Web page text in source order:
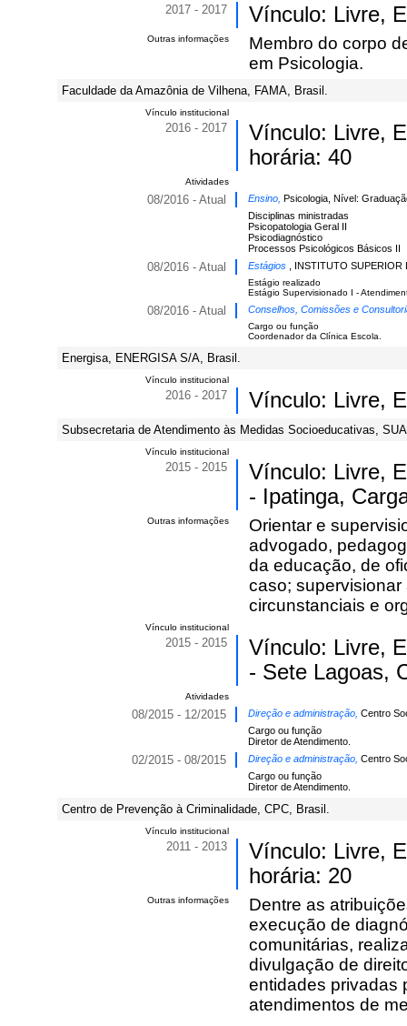
2017 - 2017 Vínculo: Livre,
Outras informações
Membro do corpo
em Psicologia.
Faculdade da Amazônia de Vilhena, FAMA, Brasil.
Vínculo institucional
2016 - 2017
Vínculo: Livre,
horária: 40
Atividades
08/2016 - Atual Ensino, Psicologia, Nível:
Disciplinas ministradas
Psicopatologia Geral II
Psicodiagnóstico
Processos Psicológicos Básicos II
08/2016 - Atual Estágios , INSTITUTO
Estágio realizado
Estágio Supervisionado I -
08/2016 - Atual Conselhos, Comissões e
Cargo ou função
Coordenador da Clínica Escola.
Energisa, ENERGISA S/A, Brasil.
Vínculo institucional
2016 - 2017 Vínculo: Livre,
Subsecretaria de Atendimento às Medidas Socioeducativas,
Vínculo institucional
2015 - 2015
Vínculo: Livre,
- Ipatinga,
Outras informações
Orientar e
advogado,
da educação, de
caso;
circunstanciais e
Vínculo institucional
2015 - 2015
Vínculo: Livre,
- Sete Lagoas,
Atividades
08/2015 - 12/2015 Direção e administração, Centro
Cargo ou função
Diretor de Atendimento.
02/2015 - 08/2015 Direção e administração, Centro
Cargo ou função
Diretor de Atendimento.
Centro de Prevenção à Criminalidade, CPC, Brasil.
Vínculo institucional
2011 - 2013
Vínculo: Livre,
horária: 20
Outras informações
Dentre as
execução de
comunitárias,
divulgação de
entidades privadas
atendimentos de